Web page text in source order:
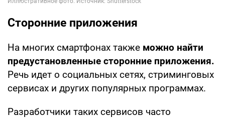
Сторонние приложения
На многих смартфонах также можно найти
предустановленные сторонние приложения.
Речь идет о социальных сетях, стриминговых
сервисах и других популярных программах.
Разработчики таких сервисов часто